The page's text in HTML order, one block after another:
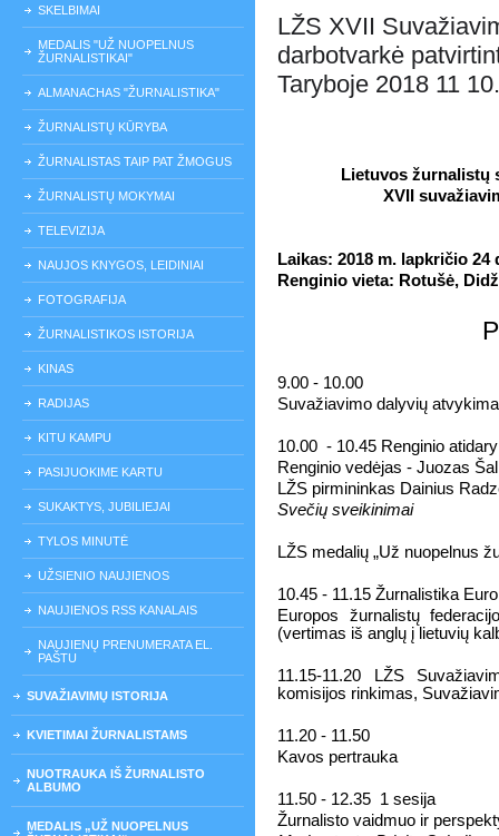
SKELBIMAI
MEDALIS "UŽ NUOPELNUS
ŽURNALISTIKAI"
ALMANACHAS "ŽURNALISTIKA"
ŽURNALISTŲ KŪRYBA
ŽURNALISTAS TAIP PAT ŽMOGUS
ŽURNALISTŲ MOKYMAI
TELEVIZIJA
NAUJOS KNYGOS, LEIDINIAI
FOTOGRAFIJA
ŽURNALISTIKOS ISTORIJA
KINAS
RADIJAS
KITU KAMPU
PASIJUOKIME KARTU
SUKAKTYS, JUBILIEJAI
TYLOS MINUTĖ
UŽSIENIO NAUJIENOS
NAUJIENOS RSS KANALAIS
NAUJIENŲ PRENUMERATA EL.
PAŠTU
SUVAŽIAVIMŲ ISTORIJA
KVIETIMAI ŽURNALISTAMS
NUOTRAUKA IŠ ŽURNALISTO
ALBUMO
MEDALIS „UŽ NUOPELNUS
LŽS XVII
darbotvarkė
Taryboje 2018 11 10.
Lietuvos žurnalistų
XVII
Laikas: 2018 m. lapkričio 24
Renginio vieta: Rotušė,
9.00 - 10.00
Suvažiavimo dalyvių
10.00 - 10.45 Renginio
Renginio vedėjas - Juozas
LŽS pirmininkas Dainius
Svečių sveikinimai
LŽS medalių „Už nuopelnus
10.45 - 11.15 Žurnalistika
Europos žurnalistų
(vertimas iš anglų į lietuvių
11.15-11.20 LŽS
komisijos rinkimas,
11.20 - 11.50
Kavos pertrauka
11.50 - 12.35 1 sesija
Žurnalisto vaidmuo ir